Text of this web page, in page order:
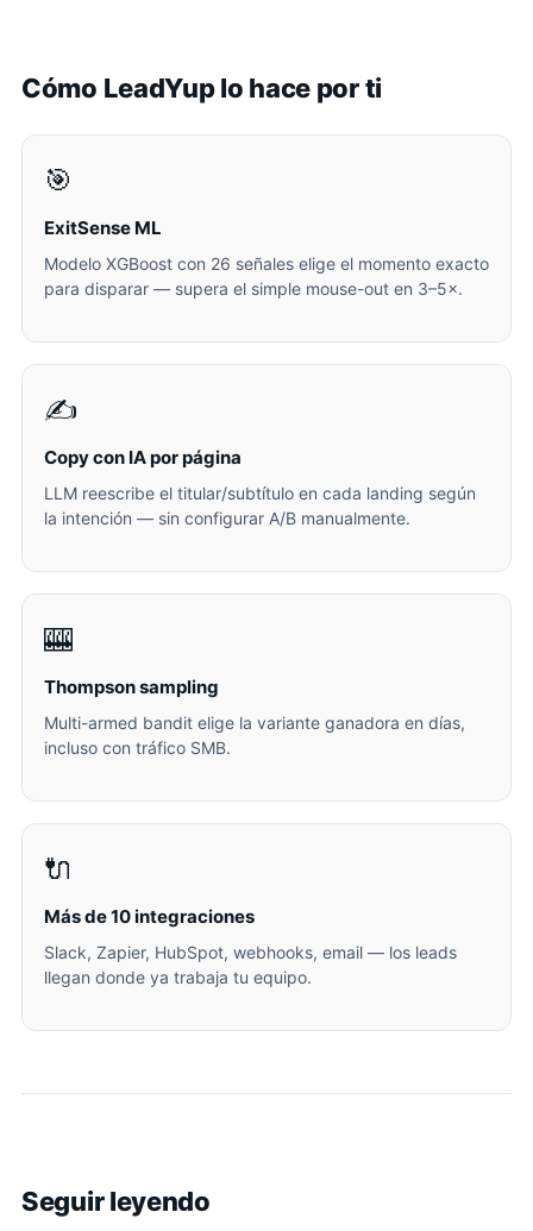
Cómo LeadYup lo hace por ti
🎯
ExitSense ML
Modelo XGBoost con 26 señales elige el momento exacto
para disparar — supera el simple mouse-out en 3–5×.
✍️
Copy con IA por página
LLM reescribe el titular/subtítulo en cada landing según
la intención — sin configurar A/B manualmente.
🎰
Thompson sampling
Multi-armed bandit elige la variante ganadora en días,
incluso con tráfico SMB.
🔌
Más de 10 integraciones
Slack, Zapier, HubSpot, webhooks, email — los leads
llegan donde ya trabaja tu equipo.
Seguir leyendo